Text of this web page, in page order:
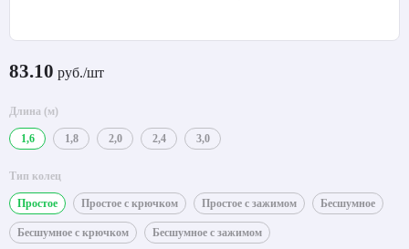
83.10 руб./шт
Длина (м)
1,6 1,8 2,0 2,4 3,0
Тип колец
Простое Простое с крючком Простое с зажимом Бесшумное
Бесшумное с крючком Бесшумное с зажимом